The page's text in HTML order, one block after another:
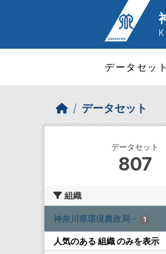
データセット
データセット
データセット
807
組織
神奈川県環境農政局 - 1
人気のある 組織 のみを表示